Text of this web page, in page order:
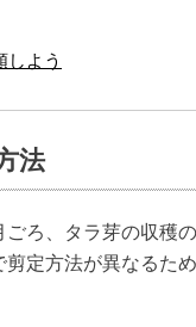
しよう
法
ろ、タラ芽の収穫
定方法が異なるた